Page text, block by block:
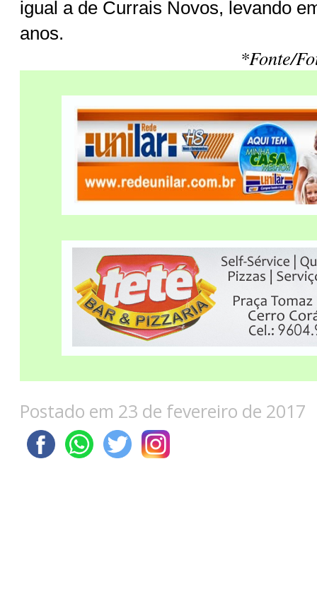
igual a de Currais Novos, levando
anos.
*Fonte/
Postado em 23 de fevereiro de 2017